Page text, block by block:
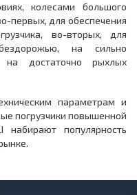
колесами большого
первых, для обеспечения
во-вторых, для
на сильно
на достаточно рыхлых
параметрам и
погрузчики повышенной
популярность